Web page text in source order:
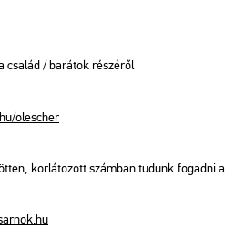
csa­lád / ba­rá­tok ré­szé­ről
​olescher
kor­lá­to­zott szám­ban tu­dunk fo­gad­ni a